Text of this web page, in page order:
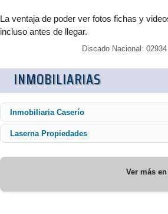
La ventaja de poder ver fotos fichas y
incluso antes de llegar.
Discado Nacional:
INMOBILIARIAS
Inmobiliaria Caserío
Laserna Propiedades
Ver más en